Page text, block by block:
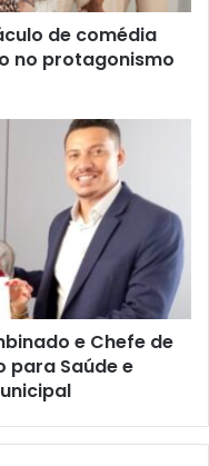
de comédia
no protagonismo
e Chefe de
para Saúde e